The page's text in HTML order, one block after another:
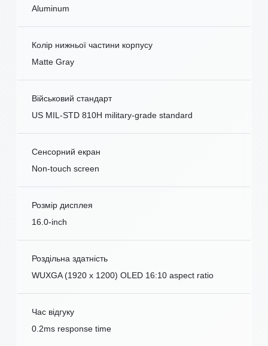
Aluminum
Колір нижньої частини корпусу
Matte Gray
Військовий стандарт
US MIL-STD 810H military-grade standard
Сенсорний екран
Non-touch screen
Розмір дисплея
16.0-inch
Роздільна здатність
WUXGA (1920 x 1200) OLED 16:10 aspect ratio
Час відгуку
0.2ms response time